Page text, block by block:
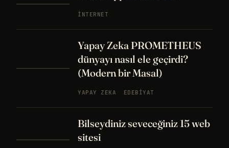
İNTERNET
Yapay Zeka PROMETHEUS
dünyayı nasıl ele geçirdi?
(Modern bir Masal)
YAPAY ZEKA EDEBIYAT
Bilseydiniz seveceğiniz 15 web
sitesi